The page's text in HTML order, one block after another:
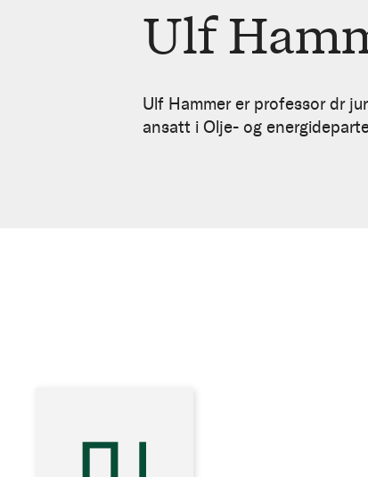
Hammer
Ulf
Ulf Hammer er professor dr
ansatt i Olje- og